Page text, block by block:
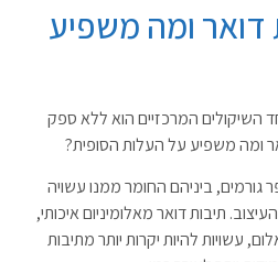
דואר ומה משפיע
השיקולים המרכזיים הוא ללא ספק
ומה משפיע על העלות הסופית?
ביניהם החומר ממנו עשויה
תיבות דואר מאלומיניום איכותי,
עשויות להיות יקרות יותר מתיבות